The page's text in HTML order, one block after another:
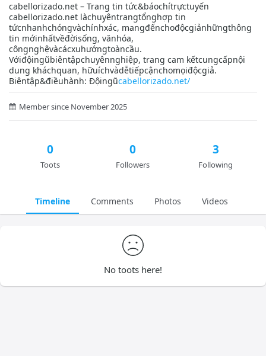
cabellorizado.net – Trang tin tức&báochítrựctuyến
cabellorizado.net làchuyêntrangtổnghợp tin
tứcnhanhchóngvàchínhxác, mangđếnchođộcgiảnhữngthông
tin mớinhấtvềđờisống, vănhóa,
côngnghệvàcácxuhướngtoàncầu.
Vớiđộingũbiêntậpchuyênnghiệp, trang cam kếtcungcấpnội
dung kháchquan, hữuíchvàdễtiếpcậnchomọiđộcgiả.
Biêntập&điềuhành: Độingũcabellorizado.net/
Member since November 2025
0
Toots
0
Followers
3
Following
Timeline Comments Photos Videos
No toots here!